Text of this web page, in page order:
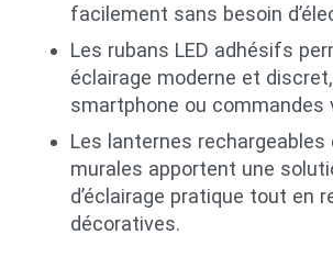
facilement sans besoin
Les rubans LED adhésifs
éclairage moderne et
smartphone ou commandes
Les lanternes rechargeables
murales apportent une
d’éclairage pratique tout en
décoratives.